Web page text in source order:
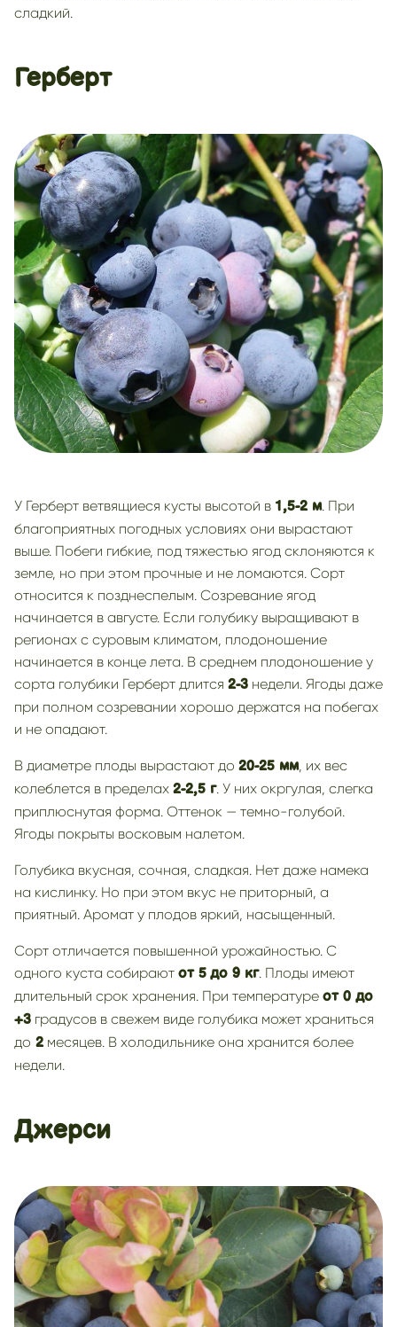
сладкий.
Герберт
У Герберт ветвящиеся кусты высотой в 1,5-2 м. При
благоприятных погодных условиях они вырастают
выше. Побеги гибкие, под тяжестью ягод склоняются к
земле, но при этом прочные и не ломаются. Сорт
относится к позднеспелым. Созревание ягод
начинается в августе. Если голубику выращивают в
регионах с суровым климатом, плодоношение
начинается в конце лета. В среднем плодоношение у
сорта голубики Герберт длится 2-3 недели. Ягоды даже
при полном созревании хорошо держатся на побегах
и не опадают.
В диаметре плоды вырастают до 20-25 мм, их вес
колеблется в пределах 2-2,5 г. У них окргулая, слегка
приплюснутая форма. Оттенок — темно-голубой.
Ягоды покрыты восковым налетом.
Голубика вкусная, сочная, сладкая. Нет даже намека
на кислинку. Но при этом вкус не приторный, а
приятный. Аромат у плодов яркий, насыщенный.
Сорт отличается повышенной урожайностью. С
одного куста собирают от 5 до 9 кг. Плоды имеют
длительный срок хранения. При температуре от 0 до
+3 градусов в свежем виде голубика может храниться
до 2 месяцев. В холодильнике она хранится более
недели.
Джерси